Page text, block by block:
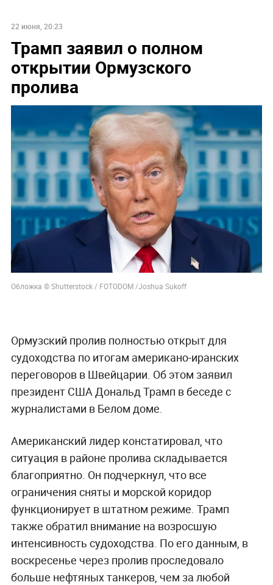
22 июня, 20:23
Трамп заявил о полном
открытии Ормузского
пролива
Обложка © Shutterstock / FOTODOM /Joshua Sukoff
Ормузский пролив полностью открыт для
судоходства по итогам американо-иранских
переговоров в Швейцарии. Об этом заявил
президент США Дональд Трамп в беседе с
журналистами в Белом доме.
Американский лидер констатировал, что
ситуация в районе пролива складывается
благоприятно. Он подчеркнул, что все
ограничения сняты и морской коридор
функционирует в штатном режиме. Трамп
также обратил внимание на возросшую
интенсивность судоходства. По его данным, в
воскресенье через пролив проследовало
больше нефтяных танкеров, чем за любой